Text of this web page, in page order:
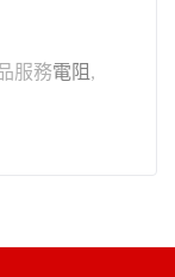
服務電阻